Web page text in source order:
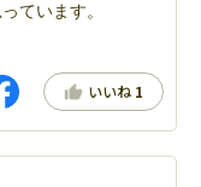
ています。
いいね 1